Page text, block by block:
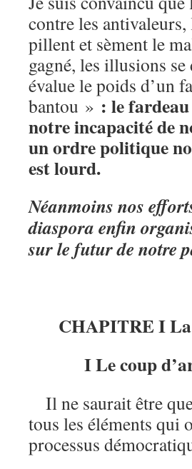
contre les
pillent et sèment le
gagné, les illusions
évalue le poids d’un
bantou » : le fardeau
notre incapacité de
un ordre politique
est lourd.
Néanmoins nos
diaspora enfin
sur le futur de notre
CHAPITRE I
I Le coup
Il ne saurait être
tous les éléments qui
processus